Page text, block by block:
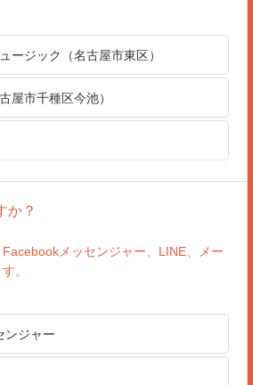
ージック（名古屋市東区）
屋市千種区今池）
か？
メッセンジャー、LINE、メー
。
ンジャー